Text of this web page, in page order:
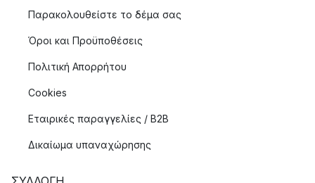
Παρακολουθείστε το δέμα σας
Όροι και Προϋποθέσεις
Πολιτική Απορρήτου
Cookies
Εταιρικές παραγγελίες / B2B
Δικαίωμα υπαναχώρησης